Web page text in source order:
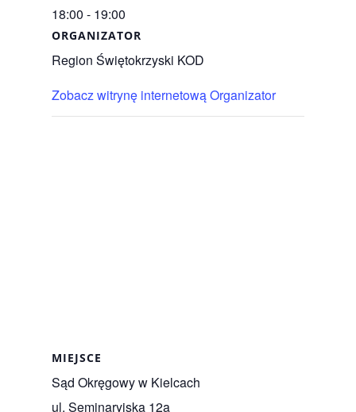
18:00 - 19:00
ORGANIZATOR
Region Świętokrzyski KOD
Zobacz witrynę internetową Organizator
MIEJSCE
Sąd Okręgowy w Kielcach
ul. Seminaryjska 12a